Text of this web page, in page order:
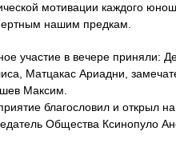
мотивации каждого
нашим предкам.
участие в вечере приняли:
Матцакас Ариадни,
Максим.
благословил и открыл
Общества Ксинопуло